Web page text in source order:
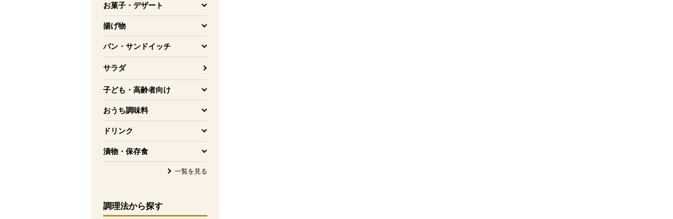
お菓子・デザート
を開く
揚げ物
を開く
パン・サンドイッチ
を開く
サラダ
子ども・高齢者向け
を開く
おうち調味料
を開く
ドリンク
を開く
漬物・保存食
を開く
一覧を見る
調理法から探す